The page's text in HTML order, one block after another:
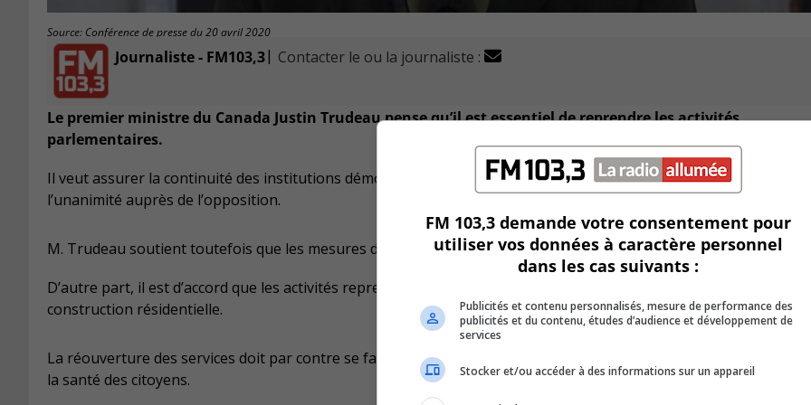
Source: Conférence de presse du 20 avril 2020
Journaliste - FM103,3| Contacter le ou la journaliste :
Le premier ministre du Canada Justin Trudeau pense qu’il est essentiel de reprendre les activités
parlementaires.
Il veut assurer la continuité des institutions démocratiques par la reprise des travaux qui ne fait cependant pas
l’unanimité auprès de l’opposition.
M. Trudeau soutient toutefois que les mesures de distanciation seront maintenues au Parlement.
D’autre part, il est d’accord que les activités reprennent graduellement au Québec, notamment avec les chantiers
construction résidentielle.
La réouverture des services doit par contre se faire en respect des mesures de distanciation sociale pour la
la santé des citoyens.
FM 103,3 demande votre consentement pour
utiliser vos données à caractère personnel
dans les cas suivants :
Publicités et contenu personnalisés, mesure de performance des
publicités et du contenu, études d’audience et développement de
services
Stocker et/ou accéder à des informations sur un appareil